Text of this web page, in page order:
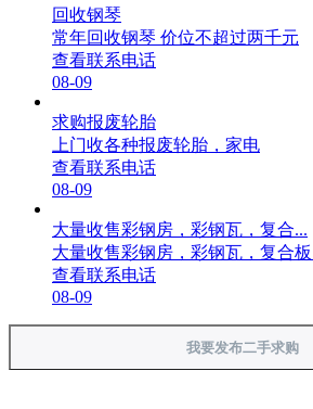
回收钢琴
常年回收钢琴 价位不超过两千元
查看联系电话
08-09
求购报废轮胎
上门收各种报废轮胎，家电
查看联系电话
08-09
大量收售彩钢房，彩钢瓦，复合...
大量收售彩钢房，彩钢瓦，复合
查看联系电话
08-09
我要发布二手求购